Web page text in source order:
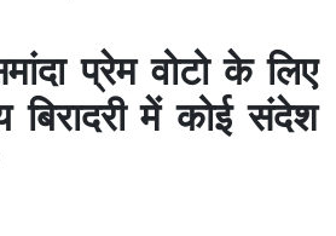
प्रेम वोटो के लिए
बिरादरी में कोई संदेश